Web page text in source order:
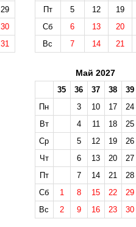
29
30
31
Пт
5 12
19
Сб
6 13
20
Вс
7 14 21
Май 2027
35 36 37 38
39
Пн
3 10 17
24
Вт
4 11 18
25
Ср
5 12 19
26
Чт
6 13 20
27
Пт
7 14 21
28
Сб
1 8 15 22
29
Вс
2 9 16 23 30